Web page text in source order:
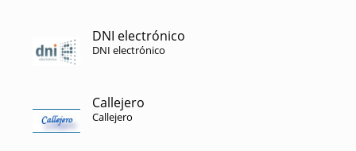
DNI electrónico
DNI electrónico
Callejero
Callejero